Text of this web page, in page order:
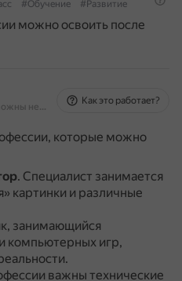
#Обучение #Развитие
можно освоить после
На основе источников, возможны неточности
Как это работает?
которые можно
. Специалист занимается
картинки и различные
занимающийся
компьютерных игр,
важны технические